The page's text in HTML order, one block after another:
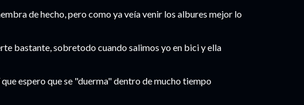
de hecho, pero como ya veía venir los albures mejor lo
bastante, sobretodo cuando salimos yo en bici y ella
espero que se "duerma" dentro de mucho tiempo